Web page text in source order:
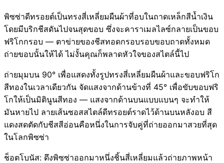
พิซซ่าดีทรอยต์เป็นทรงสี่เหลี่ยมผืนผ้าที่อบในถาดเหล็กสีน้ำเงิน
โดยมีบริกชีสดันไปจนสุดขอบ ซึ่งจะคาราเมลไลซ์กลายเป็นขอบ
ฟริโกกรอบ — ตาข่ายของชีสทอดกรอบรอบขอบถาดทั้งหมด
ถ่ายขอบนั้นให้ได้ ไม่งั้นคุณก็พลาดหัวใจของสไตล์นี้ไป
ถ่ายมุมบน 90° เพื่อแสดงทั้งรูปทรงสี่เหลี่ยมผืนผ้าและขอบฟริโก
สีทองในเวลาเดียวกัน จัดแสงจากด้านข้างที่ 45° เพื่อขับขอบฟริ
โกให้เป็นมิตินูนสีทอง — แสงจากด้านบนแบบแบนๆ จะทำให้
มันหายไป ลายเส้นซอสสไตล์ดีทรอยต์ราดไว้ด้านบนหลังอบ สี
แดงสดตัดกับชีสสีอ่อนคือหนึ่งในการจับคู่ที่ถ่ายออกมาสวยที่สุด
ในโลกพิซซ่า
ช็อตโบนัส: ดึงพิซซ่าออกมาหนึ่งชิ้นสี่เหลี่ยมแล้วถ่ายภาพหน้า